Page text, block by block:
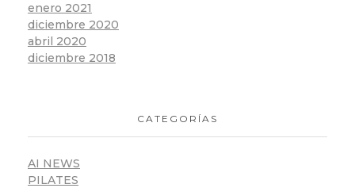
enero 2021
diciembre 2020
abril 2020
diciembre 2018
CATEGORÍAS
AI NEWS
PILATES